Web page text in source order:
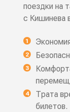
поездки на
с Кишинева
Трата
билетов.